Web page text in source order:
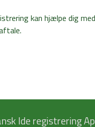
kan hjælpe dig
Ide registrering